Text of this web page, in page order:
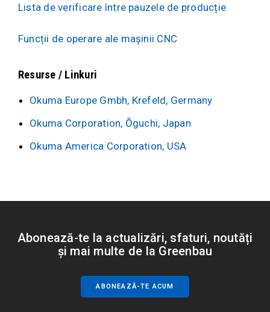
Lista de verificare între pauzele de producție
Funcții de operare ale mașinii CNC
Resurse / Linkuri
Okuma Europe Gmbh, Krefeld, Germany
Okuma Corporation, Ōguchi, Japan
Okuma America Corporation, USA
Abonează-te la actualizări, sfaturi, noutăți
și mai multe de la Greenbau
ABONEAZĂ-TE ACUM